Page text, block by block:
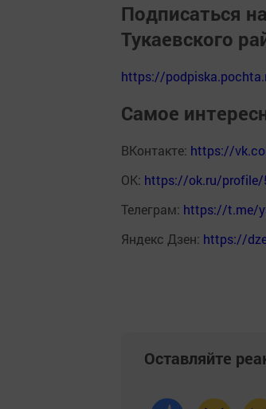
Подписаться
Тукаевского
https://
Самое
ВКонтакте: https://
ОК: https://ok.ru/profile/
Телеграм: https://t.me/
Яндекс Дзен: https://
Оставляйте